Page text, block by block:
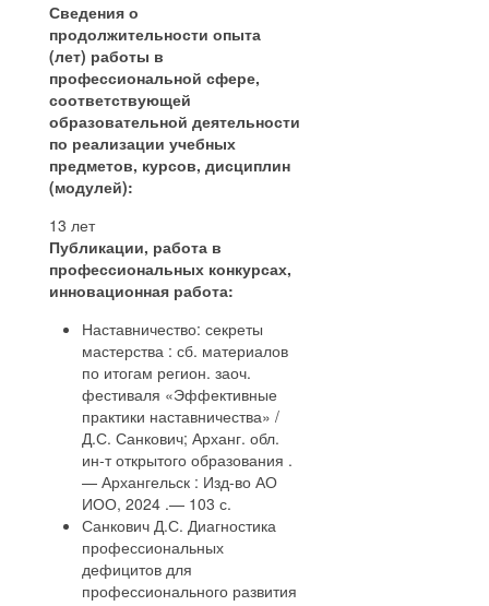
Сведения о
продолжительности опыта
(лет) работы в
профессиональной сфере,
соответствующей
образовательной деятельности
по реализации учебных
предметов, курсов, дисциплин
(модулей):
13 лет
Публикации, работа в
профессиональных конкурсах,
инновационная работа:
Наставничество: секреты
мастерства : сб. материалов
по итогам регион. заоч.
фестиваля «Эффективные
практики наставничества» /
Д.С. Санкович; Арханг. обл.
ин-т открытого образования .
— Архангельск : Изд-во АО
ИОО, 2024 .— 103 с.
Санкович Д.С. Диагностика
профессиональных
дефицитов для
профессионального развития